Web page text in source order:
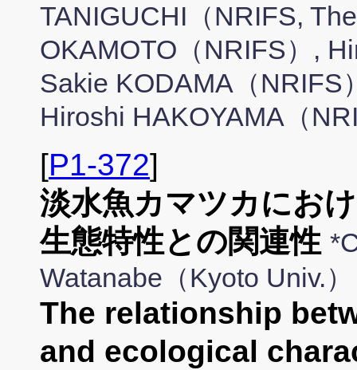
TANIGUCHI（NRIFS,
OKAMOTO（NRIFS）,
Sakie KODAMA（NRIFS
Hiroshi HAKOYAMA（
[P1-372]
淡水魚カマツカにお
生態特性との関連性
Watanabe（Kyoto Univ.）
The relationship
and ecological